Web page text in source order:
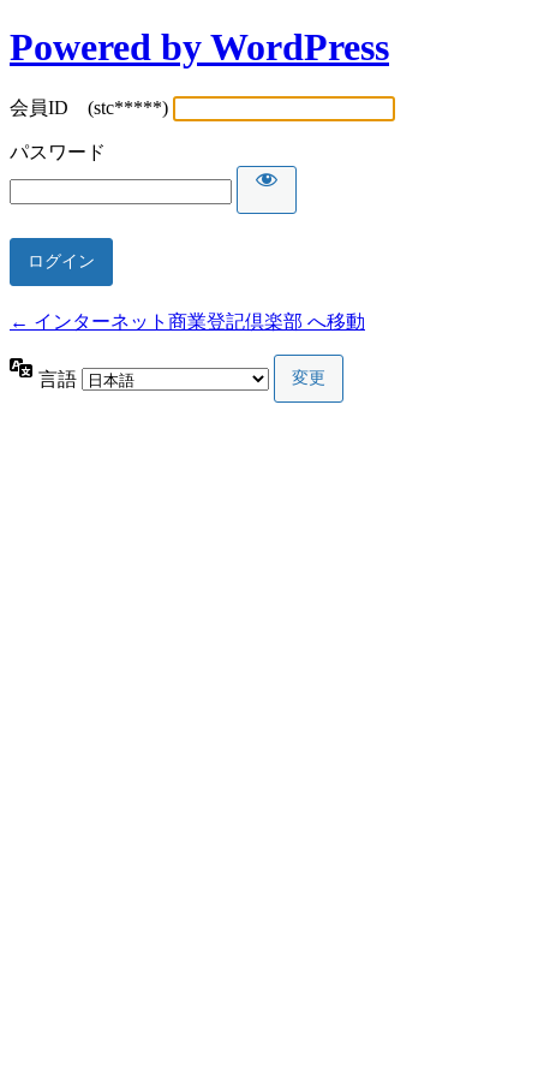
Powered by WordPress
会員ID (stc*****)
パスワード
← インターネット商業登記倶楽部 へ移動
言語